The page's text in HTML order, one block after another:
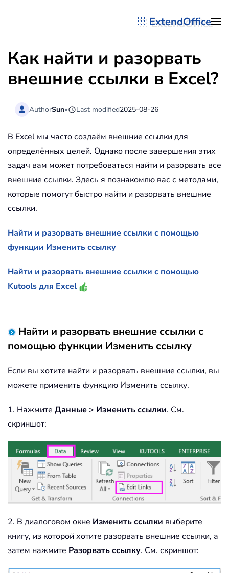
ExtendOffice
Как найти и разорвать
внешние ссылки в Excel?
AuthorSun• Last modified2025-08-26
В Excel мы часто создаём внешние ссылки для
определённых целей. Однако после завершения этих
задач вам может потребоваться найти и разорвать все
внешние ссылки. Здесь я познакомлю вас с методами,
которые помогут быстро найти и разорвать внешние
ссылки.
Найти и разорвать внешние ссылки с помощью
функции Изменить ссылку
Найти и разорвать внешние ссылки с помощью
Kutools для Excel
Найти и разорвать внешние ссылки с
помощью функции Изменить ссылку
Если вы хотите найти и разорвать внешние ссылки, вы
можете применить функцию Изменить ссылку.
1. Нажмите Данные > Изменить ссылки. См.
скриншот:
2. В диалоговом окне Изменить ссылки выберите
книгу, из которой хотите разорвать внешние ссылки, а
затем нажмите Разорвать ссылку. См. скриншот: